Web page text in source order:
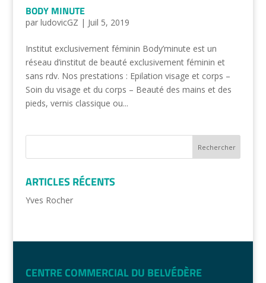
BODY MINUTE
par ludovicGZ | Juil 5, 2019
Institut exclusivement féminin Body’minute est un
réseau d’institut de beauté exclusivement féminin et
sans rdv. Nos prestations : Epilation visage et corps –
Soin du visage et du corps – Beauté des mains et des
pieds, vernis classique ou...
ARTICLES RÉCENTS
Yves Rocher
CENTRE COMMERCIAL DU BELVÉDÈRE